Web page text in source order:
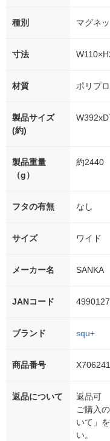
種別 マグネ
寸法
材質 ポリプ
製品サイズ
(約)
製品重量
（g）
約2440
フタの有無 なし
サイズ ワイド
メーカー名 SANKA
JANコード
ブランド squ+
商品番号 X706241
返品について
返品可
ご購入
いて」
い。